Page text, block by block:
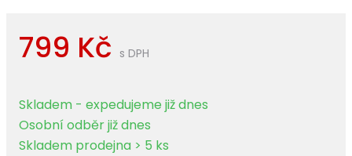
799 Kč s DPH
Skladem - expedujeme již dnes
Osobní odběr již dnes
Skladem prodejna > 5 ks